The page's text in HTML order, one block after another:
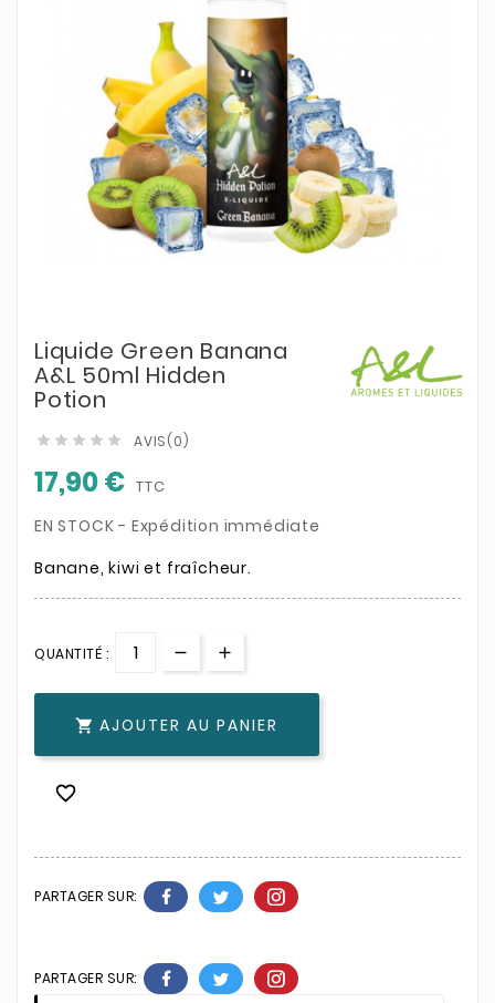
Liquide Green Banana
A&L 50ml Hidden
Potion
     AVIS(0)
17,90 € TTC
EN STOCK - Expédition immédiate
Banane, kiwi et fraîcheur.
QUANTITÉ :
 AJOUTER AU PANIER

PARTAGER SUR:
PARTAGER SUR: